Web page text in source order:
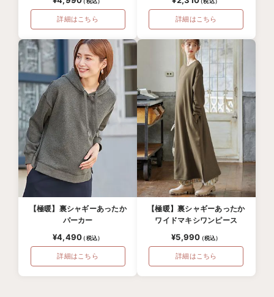
詳細はこちら 詳細はこちら
【極暖】裏シャギーあったか
パーカー
¥4,490
詳細はこちら
【極暖】裏シャギーあったか
ワイドマキシワンピース
¥5,990
詳細はこちら